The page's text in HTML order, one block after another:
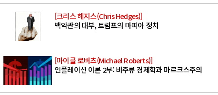
[크리스 헤지스(Chris Hedges)]
백악관의 대부, 트럼프의 마피아 정치
[마이클 로버츠(Michael Roberts)]
인플레이션 이론 2부: 비주류 경제학과 마르크스주의